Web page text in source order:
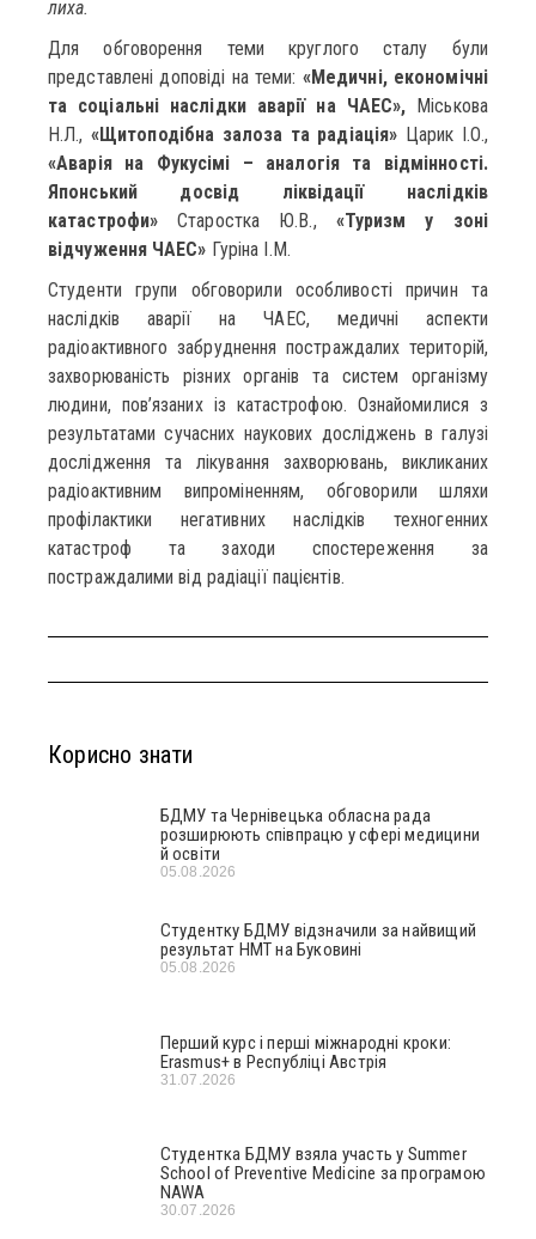
лиха.
Для обговорення теми круглого сталу були
представлені доповіді на теми: «Медичні, економічні
та соціальні наслідки аварії на ЧАЕС», Міськова
Н.Л., «Щитоподібна залоза та радіація» Царик І.О.,
«Аварія на Фукусімі – аналогія та відмінності.
Японський досвід ліквідації наслідків
катастрофи» Старостка Ю.В., «Туризм у зоні
відчуження ЧАЕС» Гуріна І.М.
Студенти групи обговорили особливості причин та
наслідків аварії на ЧАЕС, медичні аспекти
радіоактивного забруднення постраждалих територій,
захворюваність різних органів та систем організму
людини, пов’язаних із катастрофою. Ознайомилися з
результатами сучасних наукових досліджень в галузі
дослідження та лікування захворювань, викликаних
радіоактивним випроміненням, обговорили шляхи
профілактики негативних наслідків техногенних
катастроф та заходи спостереження за
постраждалими від радіації пацієнтів.
Корисно знати
БДМУ та Чернівецька обласна рада
розширюють співпрацю у сфері медицини
й освіти
05.08.2026
Студентку БДМУ відзначили за найвищий
результат НМТ на Буковині
05.08.2026
Перший курс і перші міжнародні кроки:
Erasmus+ в Республіці Австрія
31.07.2026
Студентка БДМУ взяла участь у Summer
School of Preventive Medicine за програмою
NAWA
30.07.2026